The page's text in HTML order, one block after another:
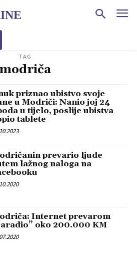
TAG
modriča
priznao ubistvo svoje
u Modriči: Nanio joj 24
u tijelo, poslije ubistva
tablete
prevario ljude
lažnog naloga na
Internet prevarom
oko 200.000 KM